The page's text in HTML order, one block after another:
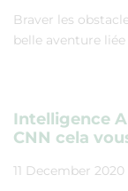
Braver les
belle aventure
Intelligence
CNN cela
11 December 2020